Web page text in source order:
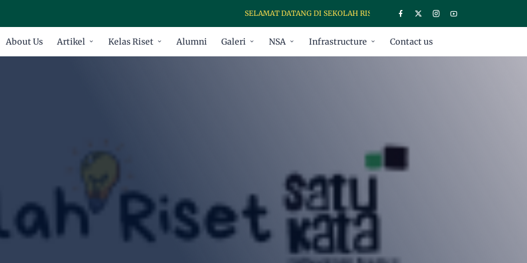
SELAMAT DATANG DI SEKOLAH RISET SATUKATA, UNTUK INFORMASI KELAS
About Us Artikel Kelas Riset Alumni Galeri NSA Infrastructure Contact us